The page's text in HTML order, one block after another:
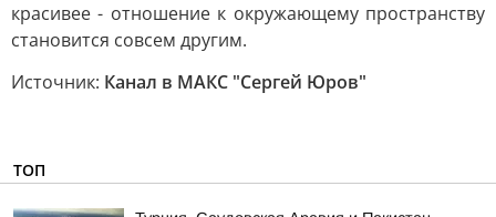
красивее - отношение к окружающему пространству
становится совсем другим.
Источник: Канал в МАКС "Сергей Юров"
ТОП